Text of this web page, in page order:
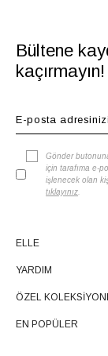
Bültene
kaçırmayın!
Gönder
için tarafıma e-
işlenecek olan
tıklayınız
ELLE
YARDIM
ÖZEL
EN POPÜLER